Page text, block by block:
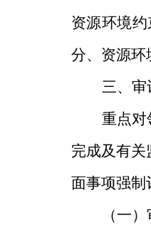
资源环境
分、资源环
三、 审
重点对
完成及有
面事项强制
（一）